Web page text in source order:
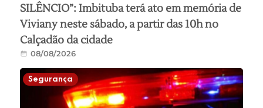
SILÊNCIO”: Imbituba terá ato em memória de
Viviany neste sábado, a partir das 10h no
Calçadão da cidade
08/08/2026
Segurança